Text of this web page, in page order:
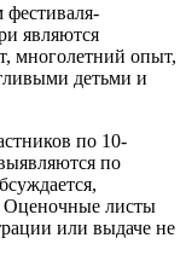
являются
многолетний опыт,
детьми и
по 10-
по
Оценочные листы
или выдаче не